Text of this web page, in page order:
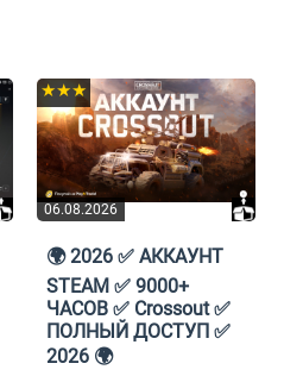
06.08.2026
★★★
🌍 2026 ✅ АККАУНТ
STEAM ✅ 9000+
ЧАСОВ ✅ Crossout ✅
ПОЛНЫЙ ДОСТУП ✅
2026 🌍